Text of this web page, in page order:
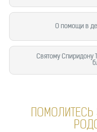
О помощи в
Святому
ПОМОЛИТЕСЬ